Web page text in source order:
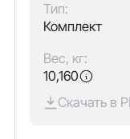
Тип:
Комплект
Вес, кг:
10,160
Скачать в